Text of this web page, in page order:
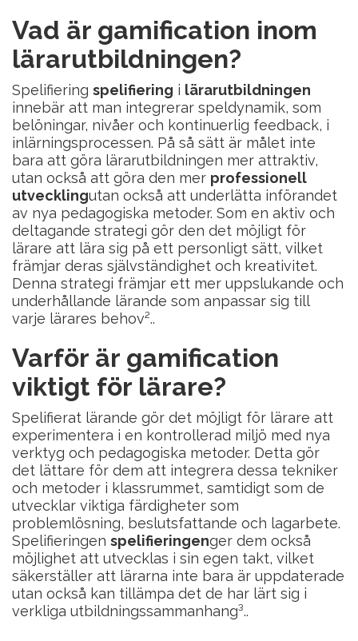
Vad är gamification inom
lärarutbildningen?
Spelifiering spelifiering i lärarutbildningen
innebär att man integrerar speldynamik, som
belöningar, nivåer och kontinuerlig feedback, i
inlärningsprocessen. På så sätt är målet inte
bara att göra lärarutbildningen mer attraktiv,
utan också att göra den mer professionell
utvecklingutan också att underlätta införandet
av nya pedagogiska metoder. Som en aktiv och
deltagande strategi gör den det möjligt för
lärare att lära sig på ett personligt sätt, vilket
främjar deras självständighet och kreativitet.
Denna strategi främjar ett mer uppslukande och
underhållande lärande som anpassar sig till
varje lärares behov²..
Varför är gamification
viktigt för lärare?
Spelifierat lärande gör det möjligt för lärare att
experimentera i en kontrollerad miljö med nya
verktyg och pedagogiska metoder. Detta gör
det lättare för dem att integrera dessa tekniker
och metoder i klassrummet, samtidigt som de
utvecklar viktiga färdigheter som
problemlösning, beslutsfattande och lagarbete.
Spelifieringen spelifieringenger dem också
möjlighet att utvecklas i sin egen takt, vilket
säkerställer att lärarna inte bara är uppdaterade
utan också kan tillämpa det de har lärt sig i
verkliga utbildningssammanhang³..